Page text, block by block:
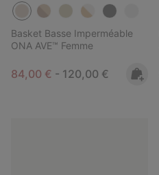
Basket Basse Imperméable
ONA AVE™ Femme
Minimum sale price:
84,00 € - Maximum price:
120,00 €